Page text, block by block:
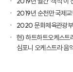
2019년 순천만 국제
2020 문화체육관광
현) 하트하트오케스트
심포니 오케스트라 음